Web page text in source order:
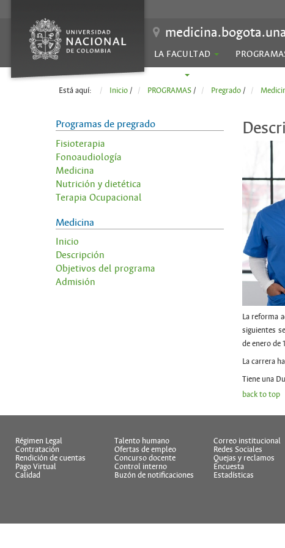
LA FACULTAD
Está aquí: Inicio / PROGRAMAS / Pregrado /
Programas de pregrado
Fisioterapia
Fonoaudiología
Medicina
Nutrición y dietética
Terapia Ocupacional
Medicina
Inicio
Descripción
Objetivos del programa
Admisión
La reforma
siguientes
de enero de
La carrera
Tiene una
back to top
Régimen Legal
Talento humano
Contratación
Ofertas de empleo
Rendición de cuentas
Concurso docente
Pago Virtual
Control interno
Calidad
Buzón de notificaciones
Correo institucional
Redes Sociales
Quejas y reclamos
Encuesta
Estadísticas